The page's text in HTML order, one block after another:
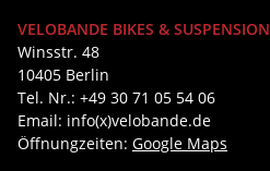
VELOBANDE BIKES & SUSPENSION
Winsstr. 48
10405 Berlin
Tel. Nr.: +49 30 71 05 54 06
Email: info(x)velobande.de
Öffnungzeiten: Google Maps